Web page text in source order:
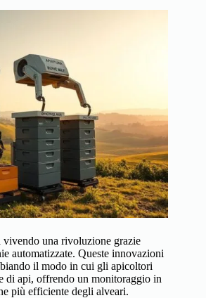
vivendo una rivoluzione grazie
automatizzate. Queste innovazioni
il modo in cui gli apicoltori
di api, offrendo un monitoraggio in
più efficiente degli alveari.